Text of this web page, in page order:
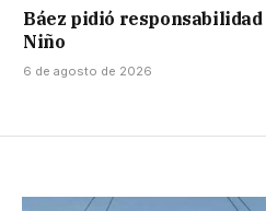
Báez pidió
Niño
6 de agosto de 2026